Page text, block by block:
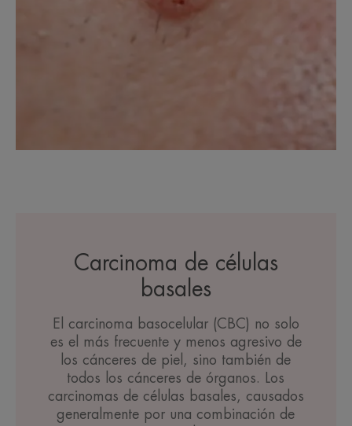
Carcinoma de células
basales
El carcinoma basocelular (CBC) no solo
es el más frecuente y menos agresivo de
los cánceres de piel, sino también de
todos los cánceres de órganos. Los
carcinomas de células basales, causados
generalmente por una combinación de